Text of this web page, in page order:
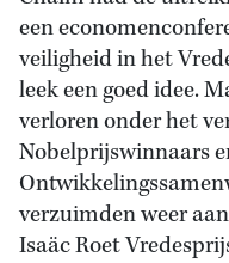
een
veiligheid in het
leek een goed idee.
verloren onder het
Nobelprijswinnaars
verzuimden weer
Isaäc Roet